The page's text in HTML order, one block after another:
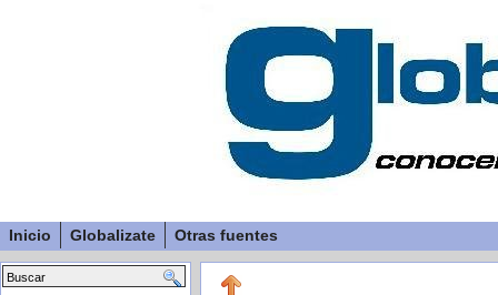
Inicio Globalizate Otras fuentes